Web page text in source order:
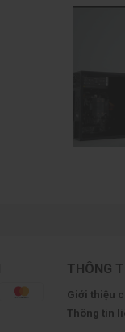
THÔNG
Giới thiệu
Thông tin